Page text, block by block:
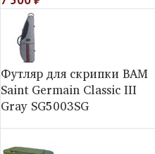
Футляр для скрипки BAM
Saint Germain Classic III
Gray SG5003SG